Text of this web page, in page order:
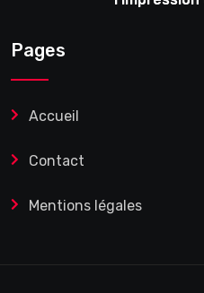
Pages
Accueil
Contact
Mentions légales